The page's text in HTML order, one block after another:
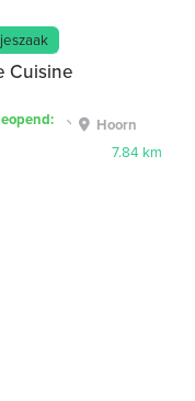
Cuisine
: Hoorn
7.84 km